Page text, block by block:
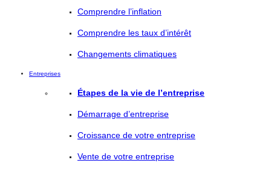
Comprendre l’inflation
Comprendre les taux d’intérêt
Changements climatiques
Entreprises
Étapes de la vie de l’entreprise
Démarrage d’entreprise
Croissance de votre entreprise
Vente de votre entreprise